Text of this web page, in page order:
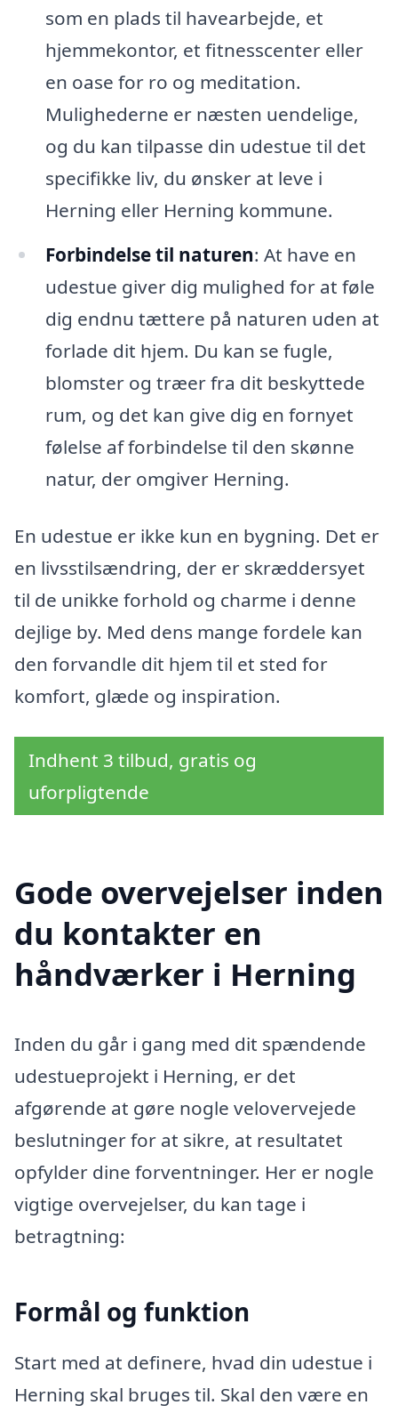
som en plads til havearbejde, et
hjemmekontor, et fitnesscenter eller
en oase for ro og meditation.
Mulighederne er næsten uendelige,
og du kan tilpasse din udestue til det
specifikke liv, du ønsker at leve i
Herning eller Herning kommune.
Forbindelse til naturen: At have en
udestue giver dig mulighed for at føle
dig endnu tættere på naturen uden at
forlade dit hjem. Du kan se fugle,
blomster og træer fra dit beskyttede
rum, og det kan give dig en fornyet
følelse af forbindelse til den skønne
natur, der omgiver Herning.
En udestue er ikke kun en bygning. Det er
en livsstilsændring, der er skræddersyet
til de unikke forhold og charme i denne
dejlige by. Med dens mange fordele kan
den forvandle dit hjem til et sted for
komfort, glæde og inspiration.
Indhent 3 tilbud, gratis og
uforpligtende
Gode overvejelser inden
du kontakter en
håndværker i Herning
Inden du går i gang med dit spændende
udestueprojekt i Herning, er det
afgørende at gøre nogle velovervejede
beslutninger for at sikre, at resultatet
opfylder dine forventninger. Her er nogle
vigtige overvejelser, du kan tage i
betragtning:
Formål og funktion
Start med at definere, hvad din udestue i
Herning skal bruges til. Skal den være en